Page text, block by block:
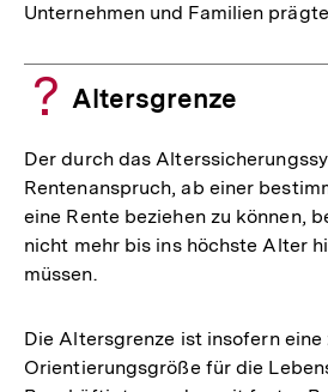
Unternehmen und Familien
Altersgrenze
Der durch das
Rentenanspruch, ab einer
eine Rente beziehen zu können,
nicht mehr bis ins höchste Alter
müssen.
Die Altersgrenze ist insofern eine
Orientierungsgröße für die